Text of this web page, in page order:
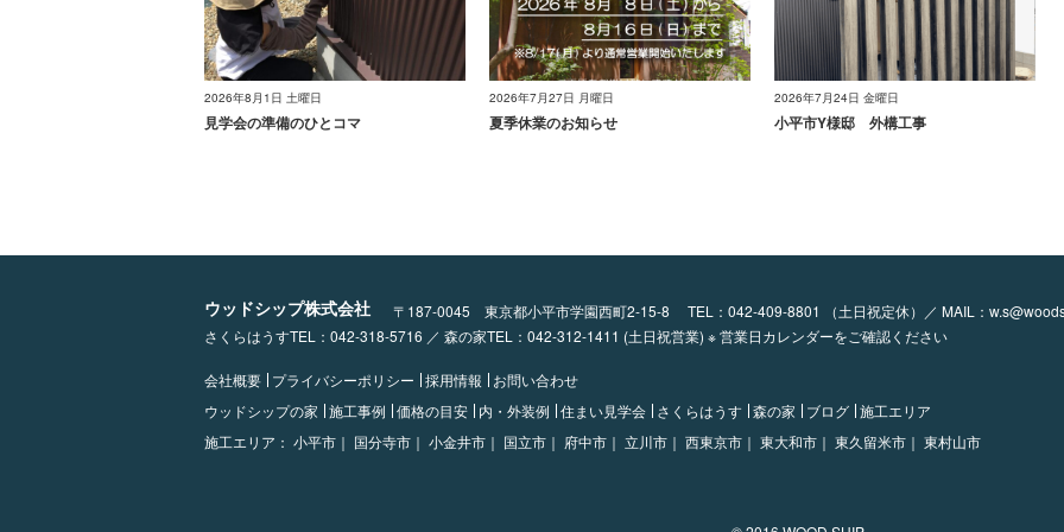
2026年8月1日 土曜日
見学会の準備のひとコマ
2026年7月27日 月曜日
夏季休業のお知らせ
2026年7月24日 金曜日
小平市Y様邸 外構工事
ウッドシップ株式会社 〒187-0045 東京都小平市学園西町2-15-8 TEL： 042-409-8801 （土日祝定休）／ MAIL：
さくらはうすTEL：042-318-5716 ／ 森の家TEL：042-312-1411 (土日祝営業) ※ 営業日カレンダーをご確認ください
会社概要 プライバシーポリシー 採用情報
お問い合わせ
ウッドシップの家 施工事例 価格の目安 内・外装例 住まい見学会 さくらはうす 森の家 ブログ 施工エリア
施工エリア： 小平市｜ 国分寺市｜ 小金井市｜ 国立市｜ 府中市｜ 立川市｜ 西東京市｜ 東大和市｜ 東久留米市｜ 東村山市